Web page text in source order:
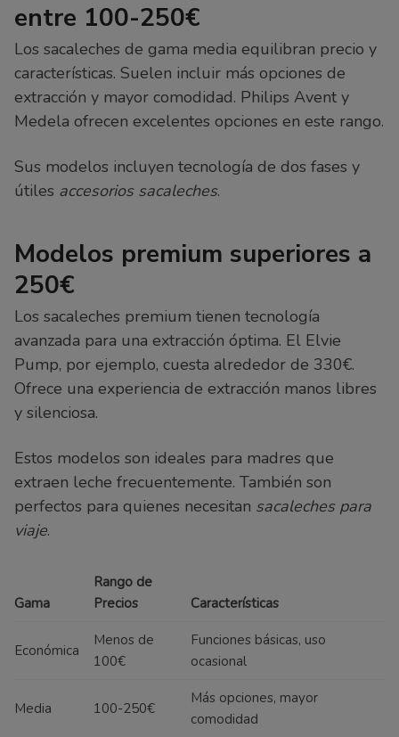
entre 100-250€
Los sacaleches de gama media equilibran precio y
características. Suelen incluir más opciones de
extracción y mayor comodidad. Philips Avent y
Medela ofrecen excelentes opciones en este rango.
Sus modelos incluyen tecnología de dos fases y
útiles accesorios sacaleches.
Modelos premium superiores a
250€
Los sacaleches premium tienen tecnología
avanzada para una extracción óptima. El Elvie
Pump, por ejemplo, cuesta alrededor de 330€.
Ofrece una experiencia de extracción manos libres
y silenciosa.
Estos modelos son ideales para madres que
extraen leche frecuentemente. También son
perfectos para quienes necesitan sacaleches para
viaje.
Gama
Rango de
Precios
Características
Económica
Menos de
100€
Funciones básicas, uso
ocasional
Media 100-250€
Más opciones, mayor
comodidad